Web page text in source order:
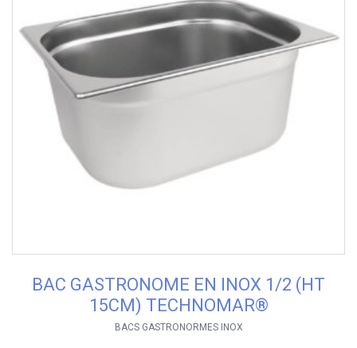
BAC GASTRONOME EN INOX 1/2 (HT
15CM) TECHNOMAR®
BACS GASTRONORMES INOX